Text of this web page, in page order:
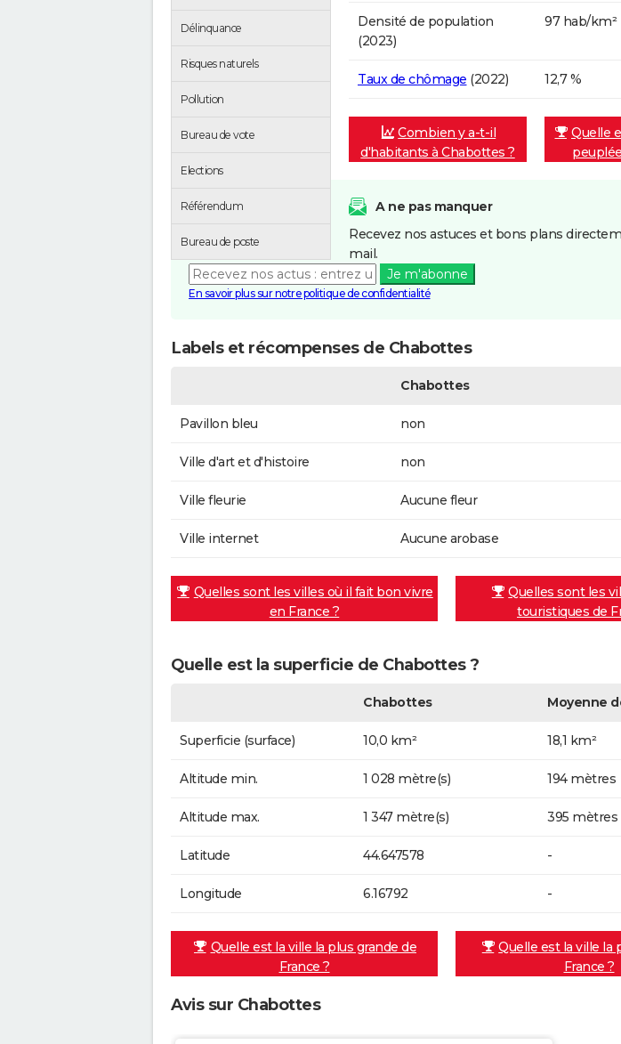
Délinquance
Risques naturels
Pollution
Bureau de vote
Elections
Référendum
Bureau de poste
Densité de population
(2023)
97 hab/km²
Taux de chômage (2022) 12,7 %
Combien y a-t-il
d'habitants à Chabottes ?
Quelle
A ne pas manquer
Recevez nos astuces et bons plans
mail.
Je m'abonne
En savoir plus sur notre politique de confidentialité
Labels et récompenses de Chabottes
Chabottes
Pavillon bleu non
Ville d'art et d'histoire non
Ville fleurie Aucune fleur
Ville internet Aucune arobase
Quelles sont les villes où il fait bon vivre
en France ?
Quelles sont les
touristiques de
Quelle est la superficie de Chabottes ?
Chabottes Moyenne
Superficie (surface) 10,0 km² 18,1 km²
Altitude min. 1 028 mètre(s) 194 mètres
Altitude max. 1 347 mètre(s) 395 mètres
Latitude 44.647578 -
Longitude 6.16792 -
Quelle est la ville la plus grande de
France ?
Quelle est la ville la
France ?
Avis sur Chabottes